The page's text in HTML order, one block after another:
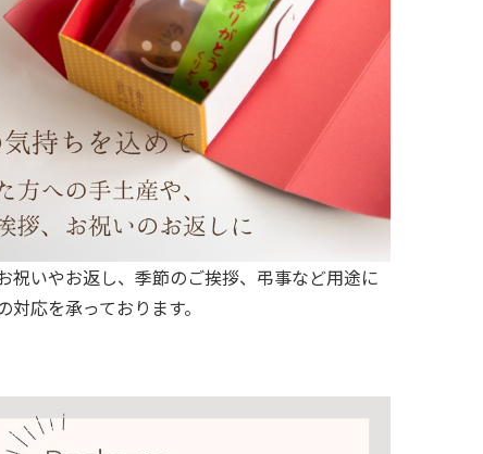
祝いやお返し、季節のご挨拶、弔事など用途に
応を承っております。